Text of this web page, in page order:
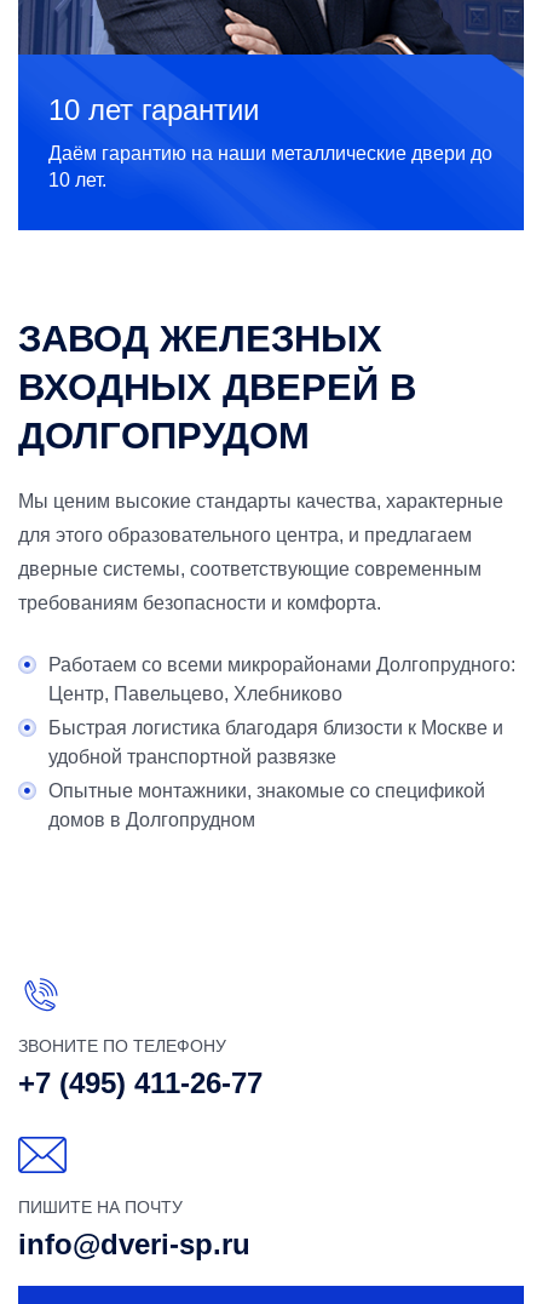
10 лет гарантии
Даём гарантию на наши металлические двери до
10 лет.
ЗАВОД ЖЕЛЕЗНЫХ
ВХОДНЫХ ДВЕРЕЙ В
ДОЛГОПРУДОМ
Мы ценим высокие стандарты качества, характерные
для этого образовательного центра, и предлагаем
дверные системы, соответствующие современным
требованиям безопасности и комфорта.
Работаем со всеми микрорайонами Долгопрудного:
Центр, Павельцево, Хлебниково
Быстрая логистика благодаря близости к Москве и
удобной транспортной развязке
Опытные монтажники, знакомые со спецификой
домов в Долгопрудном
ЗВОНИТЕ ПО ТЕЛЕФОНУ
+7 (495) 411-26-77
ПИШИТЕ НА ПОЧТУ
info@dveri-sp.ru